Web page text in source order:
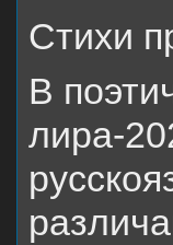
Стихи
В
лира-